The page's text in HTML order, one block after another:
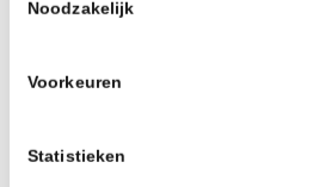
Noodzakelijk
Voorkeuren
Statistieken